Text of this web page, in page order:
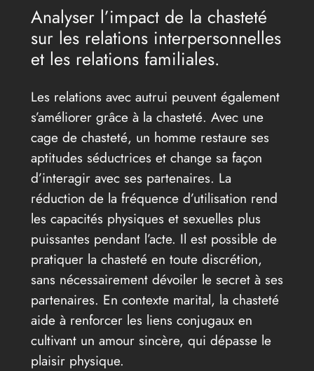
Analyser l’impact de la chasteté
sur les relations interpersonnelles
et les relations familiales.
Les relations avec autrui peuvent également
s’améliorer grâce à la chasteté. Avec une
cage de chasteté, un homme restaure ses
aptitudes séductrices et change sa façon
d’interagir avec ses partenaires. La
réduction de la fréquence d’utilisation rend
les capacités physiques et sexuelles plus
puissantes pendant l’acte. Il est possible de
pratiquer la chasteté en toute discrétion,
sans nécessairement dévoiler le secret à ses
partenaires. En contexte marital, la chasteté
aide à renforcer les liens conjugaux en
cultivant un amour sincère, qui dépasse le
plaisir physique.